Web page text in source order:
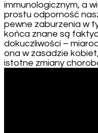
immunologicznym, a
prostu odporność
pewne zaburzenia w
końca znane są
dokuczliwości –
ona w zasadzie
istotne zmiany